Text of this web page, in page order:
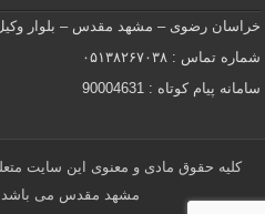
خراسان رضوی – مشهد مقدس – بلوار وکیل
شماره تماس : ۰۵۱۳۸۲۶۷۰۳۸
سامانه پیام کوتاه : 90004631
کلیه حقوق مادی و معنوی این سایت
مشهد مقدس می باشد.